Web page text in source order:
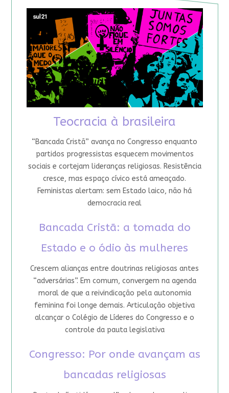
Teocracia à brasileira
“Bancada Cristã” avança no Congresso enquanto
partidos progressistas esquecem movimentos
sociais e cortejam lideranças religiosas. Resistência
cresce, mas espaço cívico está ameaçado.
Feministas alertam: sem Estado laico, não há
democracia real
Bancada Cristã: a tomada do
Estado e o ódio às mulheres
Crescem alianças entre doutrinas religiosas antes
“adversárias”. Em comum, convergem na agenda
moral de que a reivindicação pela autonomia
feminina foi longe demais. Articulação objetiva
alcançar o Colégio de Líderes do Congresso e o
controle da pauta legislativa
Congresso: Por onde avançam as
bancadas religiosas